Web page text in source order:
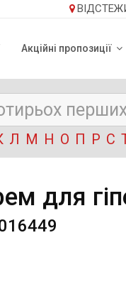
Акційні пропозиції
Л М Н О П Р С
для